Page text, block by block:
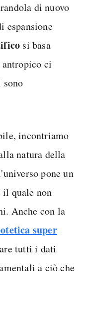
di nuovo
espansione
si basa
ci
incontriamo
natura della
pone un
il quale non
Anche con la
super
tutti i dati
a ciò che